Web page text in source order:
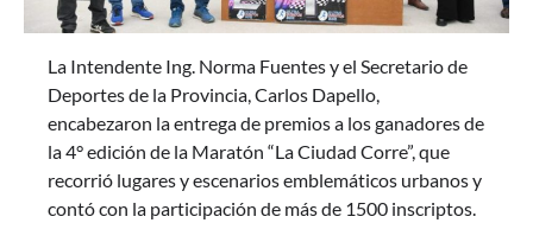
La Intendente Ing. Norma Fuentes y el Secretario de
Deportes de la Provincia, Carlos Dapello,
encabezaron la entrega de premios a los ganadores de
la 4° edición de la Maratón “La Ciudad Corre”, que
recorrió lugares y escenarios emblemáticos urbanos y
contó con la participación de más de 1500 inscriptos.